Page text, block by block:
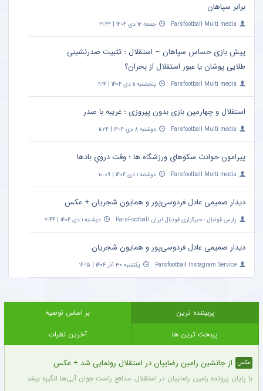
برابر سپاهان
Parsfootball Multi media جمعه ۱۲ دی ۱۴۰۴ | ۲۱:۴۴
پیش بازی حساس سپاهان – استقلال ؛ تثبیت صدرنشینی
طلایی پوشان یا عبور استقلال از بحران؟
Parsfootball Multi media پنجشنبه ۱۱ دی ۱۴۰۴ | ۱۱:۱۴
استقلال و چهارمین بازی بدون پیروزی ؛ غریبه با صدر
Parsfootball Multi media دوشنبه ۸ دی ۱۴۰۴ | ۱۱:۲۴
پیرامون حوادث سکوهای ورزشگاه ها ؛ وقت درویِ بادها
Parsfootball Multi media دوشنبه ۱ دی ۱۴۰۴ | ۱۰:۰۹
دیدار صمیمی عادل فردوسی‌پور و همایون شجریان + عکس
پارس فوتبال ؛ خبرگزاری فوتبال ایران ParsFootball دوشنبه ۱ دی ۱۴۰۴ | ۷:۴۴
دیدار صمیمی عادل فردوسی‌پور و همایون شجریان
Parsfootball Instagram Service یکشنبه ۳۰ آذر ۱۴۰۴ | ۱۶:۱۵
پربیننده ترین
بر اساس توصیه
پربحث ترین ها
آخرین نظرات
عکس از جانشین رامین رضاییان در استقلال رونمایی شد + عکس
با پایان پرونده رامین رضاییان در استقلال، مدافع راست جوان آبی‌ها انگیزه بیشتری